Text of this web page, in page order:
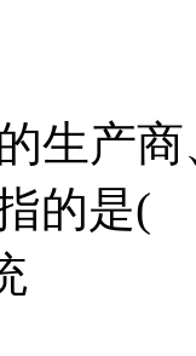
分
分
生产
指的
道